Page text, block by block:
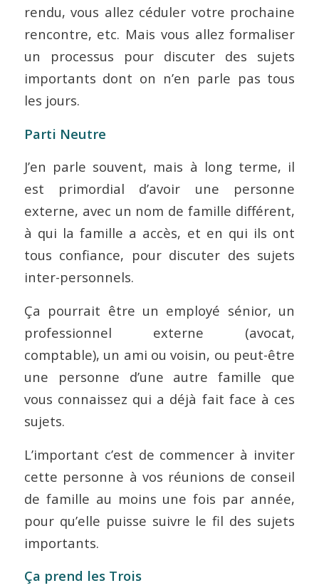
rendu, vous allez céduler votre prochaine
rencontre, etc. Mais vous allez formaliser
un processus pour discuter des sujets
importants dont on n’en parle pas tous
les jours.
Parti Neutre
J’en parle souvent, mais à long terme, il
est primordial d’avoir une personne
externe, avec un nom de famille différent,
à qui la famille a accès, et en qui ils ont
tous confiance, pour discuter des sujets
inter-personnels.
Ça pourrait être un employé sénior, un
professionnel externe (avocat,
comptable), un ami ou voisin, ou peut-être
une personne d’une autre famille que
vous connaissez qui a déjà fait face à ces
sujets.
L’important c’est de commencer à inviter
cette personne à vos réunions de conseil
de famille au moins une fois par année,
pour qu’elle puisse suivre le fil des sujets
importants.
Ça prend les Trois